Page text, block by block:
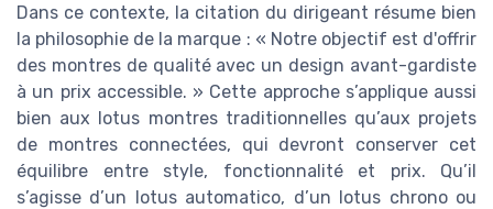
Dans ce contexte, la citation du dirigeant résume bien
la philosophie de la marque : « Notre objectif est d'offrir
des montres de qualité avec un design avant-gardiste
à un prix accessible. » Cette approche s’applique aussi
bien aux lotus montres traditionnelles qu’aux projets
de montres connectées, qui devront conserver cet
équilibre entre style, fonctionnalité et prix. Qu’il
s’agisse d’un lotus automatico, d’un lotus chrono ou